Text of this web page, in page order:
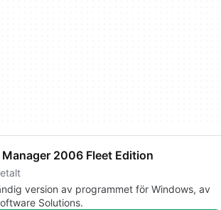
2006 Fleet Edition
version av programmet för Windows, av
Solutions.